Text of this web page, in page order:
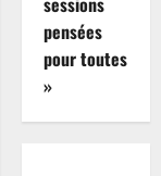
durabilité
compétitif
et
pensées
pour toutes
»